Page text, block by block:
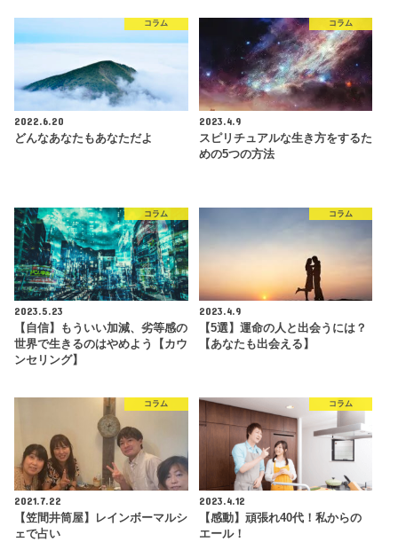
コラム
2022.6.20
どんなあなたもあなただよ
コラム
2023.4.9
スピリチュアルな生き方をするた
めの5つの方法
コラム
2023.5.23
【自信】もういい加減、劣等感の
世界で生きるのはやめよう【カウ
ンセリング】
コラム
2023.4.9
【5選】運命の人と出会うには？
【あなたも出会える】
コラム
2021.7.22
【笠間井筒屋】レインボーマルシ
ェで占い
コラム
2023.4.12
【感動】頑張れ40代！私からの
エール！